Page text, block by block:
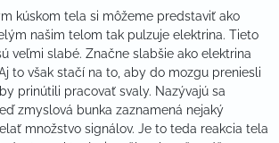
kúskom tela si môžeme predstaviť ako
našim telom tak pulzuje elektrina. Tieto
veľmi slabé. Značne slabšie ako elektrina
to však stačí na to, aby do mozgu preniesli
prinútili pracovať svaly. Nazývajú sa
zmyslová bunka zaznamená nejaký
množstvo signálov. Je to teda reakcia tela